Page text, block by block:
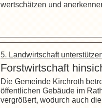
wertschätzen und
5. Landwirtschaft
Forstwirtschaft
Die Gemeinde Kirchroth
öffentlichen Gebäude im
vergrößert, wodurch auch